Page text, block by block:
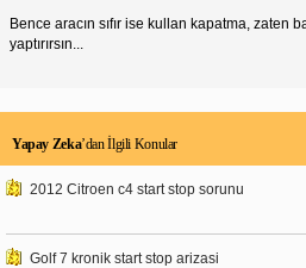
Bence aracın sıfır ise kullan kapatma, zaten
yaptırırsın...
Yapay Zeka’dan İlgili Konular
2012 Citroen c4 start stop sorunu
Golf 7 kronik start stop arizasi